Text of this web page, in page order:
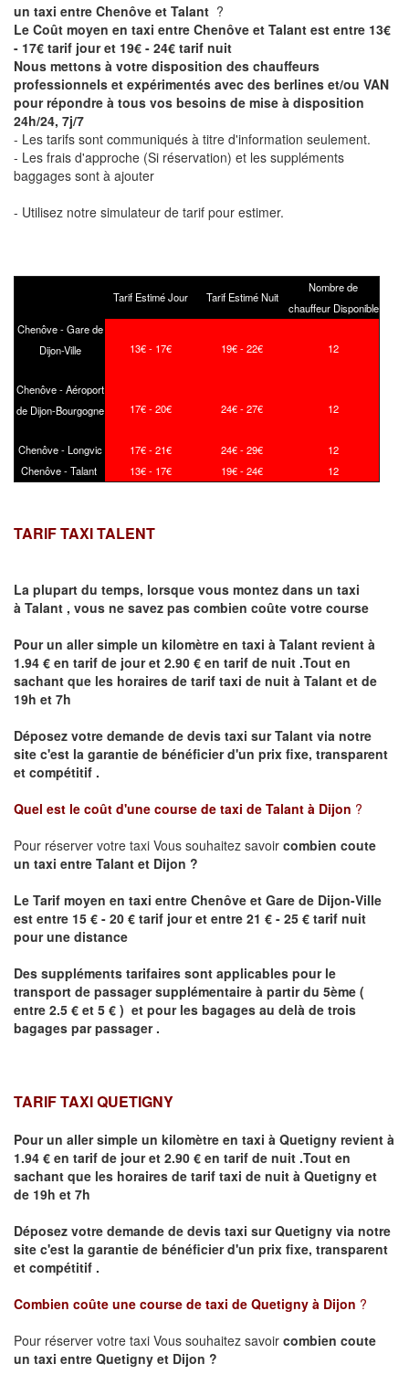
un taxi entre Chenôve et Talant ?
Le Coût moyen en taxi entre Chenôve et Talant est entre 13€
- 17€ tarif jour et 19€ - 24€ tarif nuit
Nous mettons à votre disposition des chauffeurs
professionnels et expérimentés avec des berlines et/ou VAN
pour répondre à tous vos besoins de mise à disposition
24h/24, 7j/7
- Les tarifs sont communiqués à titre d'information seulement.
- Les frais d'approche (Si réservation) et les suppléments
baggages sont à ajouter
- Utilisez notre simulateur de tarif pour estimer.
Tarif Estimé Jour Tarif Estimé Nuit
Nombre de
chauffeur Disponible
Chenôve - Gare de
Dijon-Ville
13€ - 17€ 19€ - 22€ 12
Chenôve - Aéroport
de Dijon-Bourgogne
17€ - 20€ 24€ - 27€ 12
Chenôve - Longvic 17€ - 21€ 24€ - 29€
12
Chenôve - Talant
13€ - 17€ 19€ - 24€ 12
TARIF TAXI TALENT
La plupart du temps, lorsque vous montez dans un taxi
à Talant , vous ne savez pas combien coûte votre course
Pour un aller simple un kilomètre en taxi à Talant revient à
1.94 € en tarif de jour et 2.90 € en tarif de nuit .Tout en
sachant que les horaires de tarif taxi de nuit à Talant et de
19h et 7h
Déposez votre demande de devis taxi surTalant via notre
site c'est la garantie de bénéficier d'un prix fixe, transparent
et compétitif .
Quel est le coût d'une course de taxi de Talant à Dijon ?
Pour réserver votre taxi Vous souhaitez savoir combien coute
un taxi entre Talant et Dijon ?
Le Tarif moyen en taxi entre Chenôve et Gare de Dijon-Ville
est entre 15 € - 20 € tarif jour et entre 21 € - 25 € tarif nuit
pour une distance
Des suppléments tarifaires sont applicables pour le
transport de passager supplémentaire à partir du 5ème (
entre 2.5 € et 5 € ) et pour les bagages au delà de trois
bagages par passager .
TARIF TAXI QUETIGNY
Pour un aller simple un kilomètre en taxi à Quetigny revient à
1.94 € en tarif de jour et 2.90 € en tarif de nuit .Tout en
sachant que les horaires de tarif taxi de nuit à Quetigny et
de 19h et 7h
Déposez votre demande de devis taxi surQuetigny via notre
site c'est la garantie de bénéficier d'un prix fixe, transparent
et compétitif .
Combien coûte une course de taxi de Quetigny à Dijon ?
Pour réserver votre taxi Vous souhaitez savoir combien coute
un taxi entre Quetigny et Dijon ?